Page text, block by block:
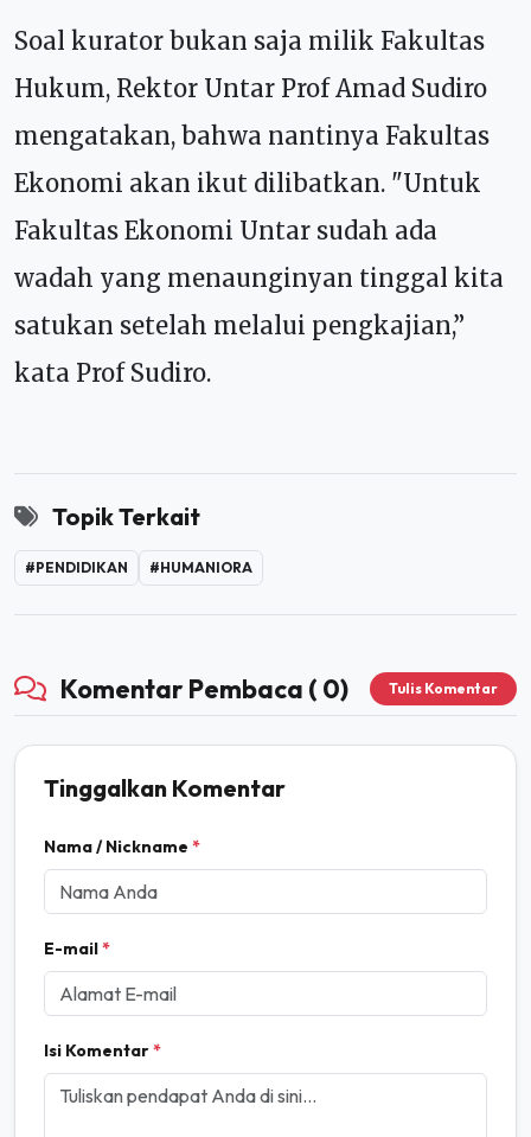
Soal kurator bukan saja milik Fakultas
Hukum, Rektor Untar Prof Amad Sudiro
mengatakan, bahwa nantinya Fakultas
Ekonomi akan ikut dilibatkan. "Untuk
Fakultas Ekonomi Untar sudah ada
wadah yang menaunginyan tinggal kita
satukan setelah melalui pengkajian,”
kata Prof Sudiro.
Topik Terkait
#PENDIDIKAN #HUMANIORA
Komentar Pembaca ( 0) Tulis Komentar
Tinggalkan Komentar
Nama / Nickname *
E-mail*
Isi Komentar*